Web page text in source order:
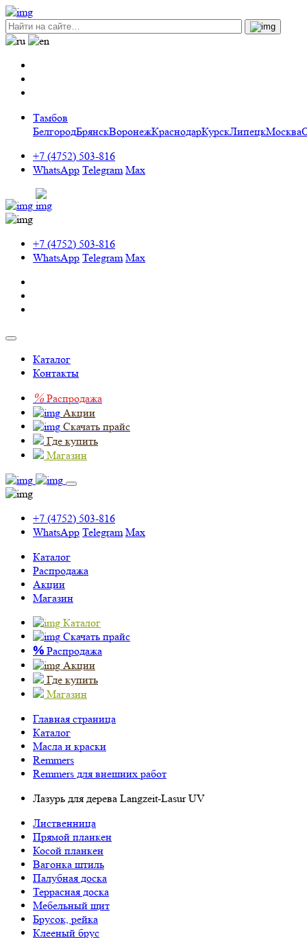
Тамбов
БелгородБрянскВоронежКраснодарКурскЛипецкМосква
+7 (4752) 503-816
WhatsApp Telegram Max
+7 (4752) 503-816
WhatsApp Telegram Max
Каталог
Контакты
% Распродажа
Акции
Скачать прайс
Где купить
Магазин
+7 (4752) 503-816
WhatsApp Telegram Max
Каталог
Распродажа
Акции
Магазин
Каталог
Скачать прайс
% Распродажа
Акции
Где купить
Магазин
Главная страница
Каталог
Масла и краски
Remmers
Remmers для внешних работ
Лазурь для дерева Langzeit-Lasur UV
Лиственница
Прямой планкен
Косой планкен
Вагонка штиль
Палубная доска
Террасная доска
Мебельный щит
Брусок, рейка
Клееный брус